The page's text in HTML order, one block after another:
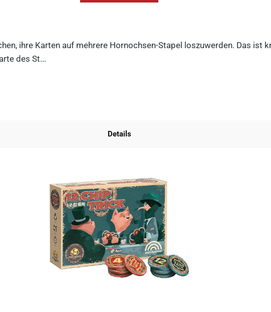
ihre Karten auf mehrere Hornochsen-Stapel loszuwerden. Das ist
des St...
Details